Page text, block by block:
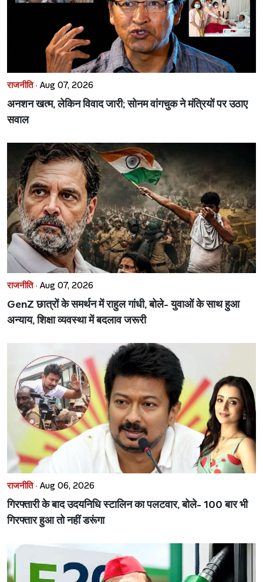
राजनीति · Aug 07, 2026
अनशन खत्म, लेकिन विवाद जारी; सोनम वांगचुक ने मंत्रियों पर उठाए
सवाल
राजनीति · Aug 07, 2026
GenZ छात्रों के समर्थन में राहुल गांधी, बोले- युवाओं के साथ हुआ
अन्याय, शिक्षा व्यवस्था में बदलाव जरूरी
राजनीति · Aug 06, 2026
गिरफ्तारी के बाद उदयनिधि स्टालिन का पलटवार, बोले- 100 बार भी
गिरफ्तार हुआ तो नहीं डरूंगा